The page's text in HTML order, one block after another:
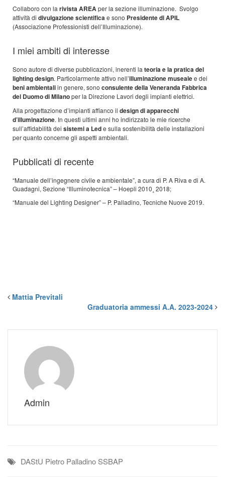
Collaboro con la rivista AREAper la sezione illuminazione. Svolgo
attività di divulgazione scientificae sono Presidente di APIL
(Associazione Professionisti dell’Illuminazione).
I miei ambiti di interesse
Sono autore di diverse pubblicazioni, inerenti la teoria e la pratica del
lighting design. Particolarmente attivo nell’illuminazione musealee dei
beni ambientaliin genere, sono consulente della Veneranda Fabbrica
del Duomo di Milanoper la Direzione Lavori degli impianti elettrici.
Alla progettazione d’impianti affianco il design di apparecchi
d’illuminazione. In questi ultimi anni ho indirizzato le mie ricerche
sull’affidabilità dei sistemi a Lede sulla sostenibilità delle installazioni
per quanto concerne gli aspetti ambientali.
Pubblicati di recente
“Manuale dell’ingegnere civile e ambientale”, a cura di P. A Riva e di A.
Guadagni, Sezione “Illuminotecnica” – Hoepli 2010¸ 2018;
“Manuale del Lighting Designer” – P. Palladino, Tecniche Nuove 2019.
Mattia Previtali
Graduatoria ammessi A.A. 2023-2024
Admin
DAStU Pietro Palladino SSBAP